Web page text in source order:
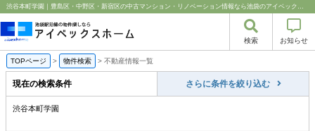
渋谷本町学園｜豊島区・中野区・新宿区の中古マンション・リノベーション情報なら池袋のアイベックスホーム！
検索 お知らせ
TOPページ > 物件検索 > 不動産情報一覧
現在の検索条件 さらに条件を絞り込む
渋谷本町学園